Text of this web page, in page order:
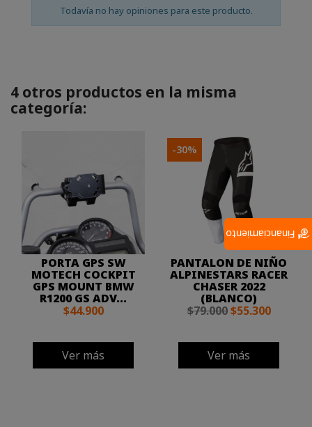
Todavía no hay opiniones para este producto.
4 otros productos en la misma
categoría:
PORTA GPS SW
MOTECH COCKPIT
GPS MOUNT BMW
R1200 GS ADV...
$44.900
Ver más
PANTALON DE NIÑO
ALPINESTARS RACER
CHASER 2022
(BLANCO)
$79.000 $55.300
Ver más
-30%
Financiamiento